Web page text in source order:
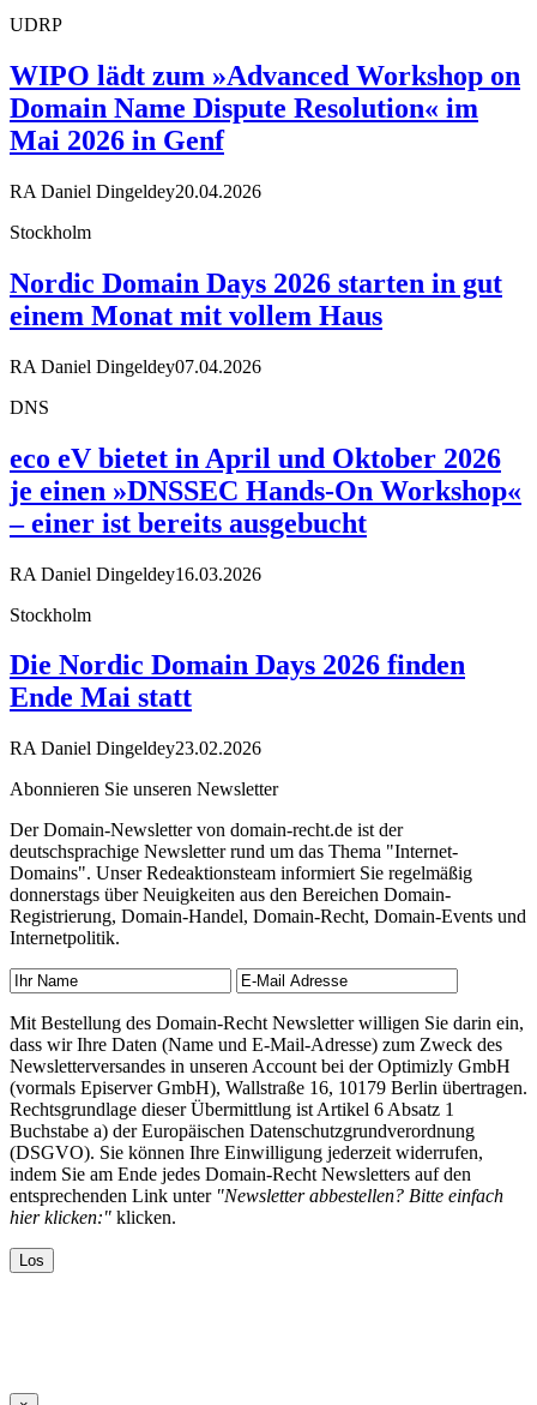
UDRP
WIPO lädt zum »Advanced Workshop on
Domain Name Dispute Resolution« im
Mai 2026 in Genf
RA Daniel Dingeldey20.04.2026
Stockholm
Nordic Domain Days 2026 starten in gut
einem Monat mit vollem Haus
RA Daniel Dingeldey07.04.2026
DNS
eco eV bietet in April und Oktober 2026
je einen »DNSSEC Hands-On Workshop«
– einer ist bereits ausgebucht
RA Daniel Dingeldey16.03.2026
Stockholm
Die Nordic Domain Days 2026 finden
Ende Mai statt
RA Daniel Dingeldey23.02.2026
Abonnieren Sie unseren Newsletter
Der Domain-Newsletter von domain-recht.de ist der
deutschsprachige Newsletter rund um das Thema "Internet-
Domains". Unser Redeaktionsteam informiert Sie regelmäßig
donnerstags über Neuigkeiten aus den Bereichen Domain-
Registrierung, Domain-Handel, Domain-Recht, Domain-Events und
Internetpolitik.
Mit Bestellung des Domain-Recht Newsletter willigen Sie darin ein,
dass wir Ihre Daten (Name und E-Mail-Adresse) zum Zweck des
Newsletterversandes in unseren Account bei der Optimizly GmbH
(vormals Episerver GmbH), Wallstraße 16, 10179 Berlin übertragen.
Rechtsgrundlage dieser Übermittlung ist Artikel 6 Absatz 1
Buchstabe a) der Europäischen Datenschutzgrundverordnung
(DSGVO). Sie können Ihre Einwilligung jederzeit widerrufen,
indem Sie am Ende jedes Domain-Recht Newsletters auf den
entsprechenden Link unter "Newsletter abbestellen? Bitte einfach
hier klicken:" klicken.